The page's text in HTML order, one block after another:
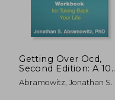
Getting Over Ocd,
Second Edition: A 10-
Step Workbook for
Taking Back Your Life
Abramowitz, Jonathan S.